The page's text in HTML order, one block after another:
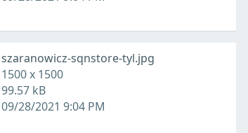
szaranowicz-sqnstore-tyl.jpg
1500 x 1500
99.57 kB
09/28/2021 9:04 PM